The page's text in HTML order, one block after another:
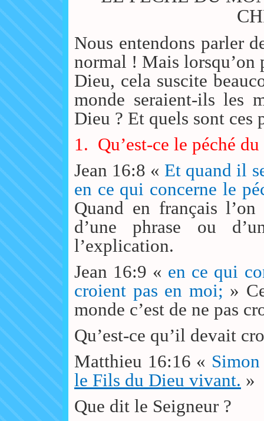
Nous entendons parler
normal ! Mais lorsqu’on
Dieu, cela suscite
monde seraient-ils les
Dieu ? Et quels sont ces
1. Qu’est-ce le péché
Jean 16:8 « Et quand il
en ce qui concerne le
Quand en français
d’une phrase ou
l’explication.
Jean 16:9 « en ce qui
croient pas en moi; »
monde c’est de ne pas
Qu’est-ce qu’il devait
Matthieu 16:16 «
le Fils du Dieu vivant. »
Que dit le Seigneur ?